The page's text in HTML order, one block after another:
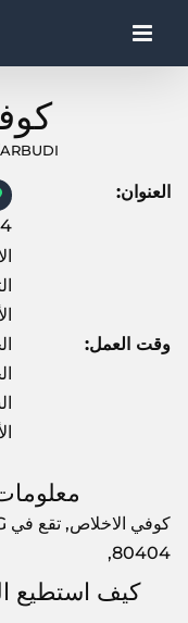
ARBUDI
العنوان:
وقت العمل:
80404,
كيف استطيع